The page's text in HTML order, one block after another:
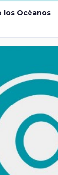
los Océanos